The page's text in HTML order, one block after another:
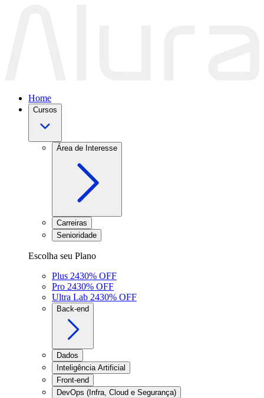
Home
Cursos
Área de Interesse
Carreiras
Senioridade
Escolha seu Plano
Plus 2430% OFF
Pro 2430% OFF
Ultra Lab 2430% OFF
Back-end
Dados
Inteligência Artificial
Front-end
DevOps (Infra, Cloud e Segurança)